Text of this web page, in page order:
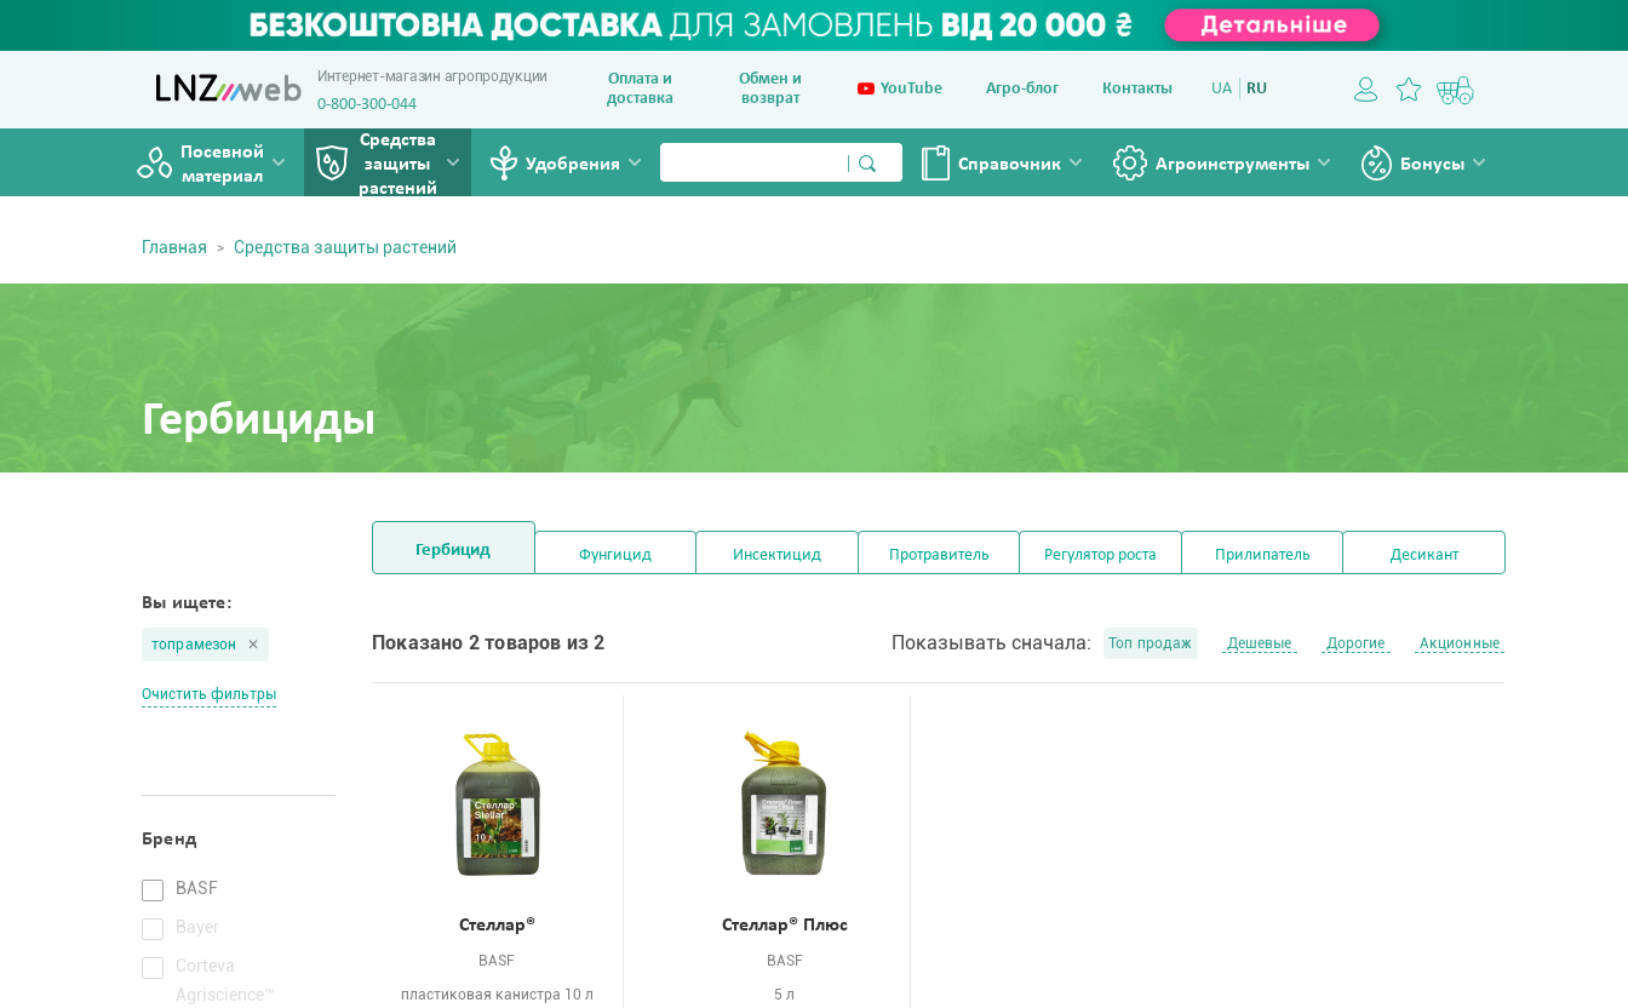
Интернет-магазин агропродукции
0-800-300-044
Оплата и
доставка
Обмен и
возврат
YouTube Агро-блог Контакты UA RU
Посевной
материал
Средства
защиты
растений
Удобрения Справочник Агроинструменты Бонусы
Главная Средства защиты растений
Гербициды
Вы ищете:
топрамезон
Очистить фильтры
Бренд
BASF
Bayer
Corteva
Agriscience™
Гербицид Фунгицид Инсектицид Протравитель Регулятор роста Прилипатель Десикант
Показывать сначала: Топ продаж Дешевые Дорогие Акционные
Показано 2 товаров из 2
Стеллар®
BASF
пластиковая канистра 10 л
Стеллар® Плюс
BASF
5 л